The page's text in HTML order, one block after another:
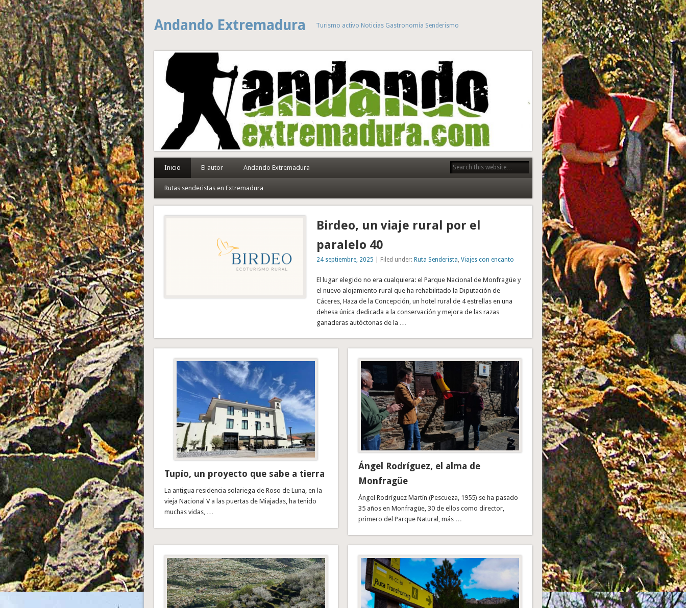
Andando Extremadura Turismo activo Noticias Gastronomía Senderismo
Inicio El autor Andando Extremadura
Rutas senderistas en Extremadura
Birdeo, un viaje rural por el
paralelo 40
24 septiembre, 2025 | Filed under: Ruta Senderista Viajes con encanto
El lugar elegido no era cualquiera: el Parque Nacional de Monfragüe y
el nuevo alojamiento rural que ha rehabilitado la Diputación de
Cáceres, Haza de la Concepción, un hotel rural de 4 estrellas en una
dehesa única dedicada a la conservación y mejora de las razas
ganaderas autóctonas de la …
Tupío, un proyecto que sabe a tierra
La antigua residencia solariega de Roso de Luna, en la
vieja Nacional V a las puertas de Miajadas, ha tenido
muchas vidas, …
Ángel Rodríguez, el alma de
Monfragüe
Ángel Rodríguez Martín (Pescueza, 1955) se ha pasado
35 años en Monfragüe, 30 de ellos como director,
primero del Parque Natural, más …